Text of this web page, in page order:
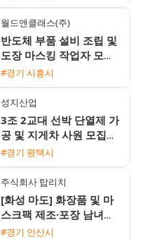
월드앤클래스(주)
반도체 부품 설비 조립 및
도장 마스킹 작업자 모집
초보 가능
#경기 시흥시
성지산업
3조 2교대 선박 단열제 가
공 및 지게차 사원 모집
상여금과 유류비 지원 1
#경기 평택시
주식회사 탑리치
[화성 마도] 화장품 및 마
스크팩 제조·포장 남녀사
원 모집 (주간고정·잔업없
#경기 안산시